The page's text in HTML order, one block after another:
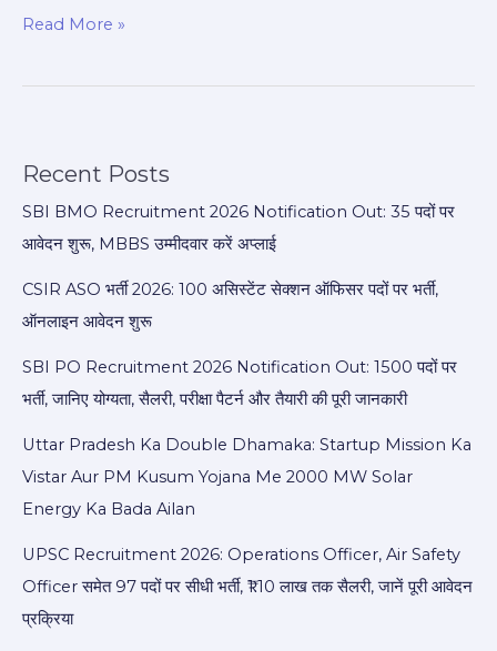
Read More »
Recent Posts
SBI BMO Recruitment 2026 Notification Out: 35 पदों पर
आवेदन शुरू, MBBS उम्मीदवार करें अप्लाई
CSIR ASO भर्ती 2026: 100 असिस्टेंट सेक्शन ऑफिसर पदों पर भर्ती,
ऑनलाइन आवेदन शुरू
SBI PO Recruitment 2026 Notification Out: 1500 पदों पर
भर्ती, जानिए योग्यता, सैलरी, परीक्षा पैटर्न और तैयारी की पूरी जानकारी
Uttar Pradesh Ka Double Dhamaka: Startup Mission Ka
Vistar Aur PM Kusum Yojana Me 2000 MW Solar
Energy Ka Bada Ailan
UPSC Recruitment 2026: Operations Officer, Air Safety
Officer समेत 97 पदों पर सीधी भर्ती, ₹1.10 लाख तक सैलरी, जानें पूरी आवेदन
प्रक्रिया